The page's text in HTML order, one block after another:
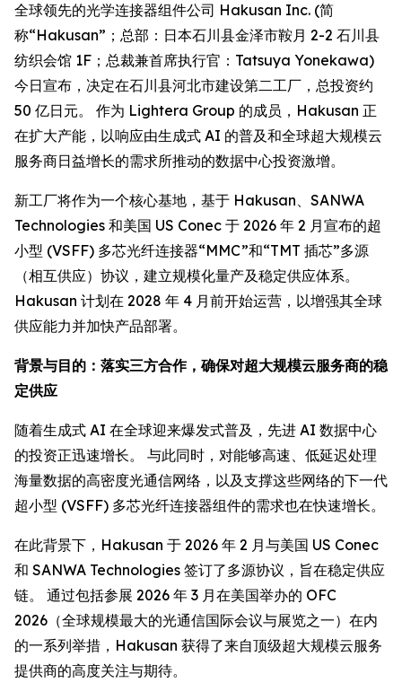
全球领先的光学连接器组件公司 Hakusan Inc. (简
称“Hakusan”；总部：日本石川县金泽市鞍月 2-2 石川县
纺织会馆 1F；总裁兼首席执行官：Tatsuya Yonekawa)
今日宣布，决定在石川县河北市建设第二工厂，总投资约
50 亿日元。 作为 Lightera Group 的成员，Hakusan 正
在扩大产能，以响应由生成式 AI 的普及和全球超大规模云
服务商日益增长的需求所推动的数据中心投资激增。
新工厂将作为一个核心基地，基于 Hakusan、SANWA
Technologies 和美国 US Conec 于 2026 年 2 月宣布的超
小型 (VSFF) 多芯光纤连接器“MMC”和“TMT 插芯”多源
（相互供应）协议，建立规模化量产及稳定供应体系。
Hakusan 计划在 2028 年 4 月前开始运营，以增强其全球
供应能力并加快产品部署。
背景与目的：落实三方合作，确保对超大规模云服务商的稳
定供应
随着生成式 AI 在全球迎来爆发式普及，先进 AI 数据中心
的投资正迅速增长。 与此同时，对能够高速、低延迟处理
海量数据的高密度光通信网络，以及支撑这些网络的下一代
超小型 (VSFF) 多芯光纤连接器组件的需求也在快速增长。
在此背景下，Hakusan 于 2026 年 2 月与美国 US Conec
和 SANWA Technologies 签订了多源协议，旨在稳定供应
链。 通过包括参展 2026 年 3 月在美国举办的 OFC
2026（全球规模最大的光通信国际会议与展览之一）在内
的一系列举措，Hakusan 获得了来自顶级超大规模云服务
提供商的高度关注与期待。